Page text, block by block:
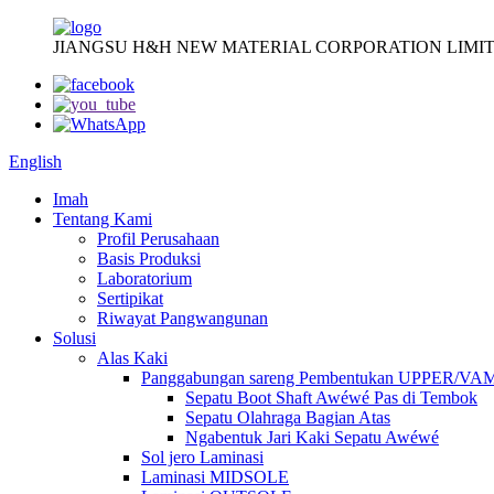
JIANGSU H&H NEW MATERIAL CORPORATION
English
Imah
Tentang Kami
Profil Perusahaan
Basis Produksi
Laboratorium
Sertipikat
Riwayat Pangwangunan
Solusi
Alas Kaki
Panggabungan sareng Pembentukan UPPER/
Sepatu Boot Shaft Awéwé Pas di Tembok
Sepatu Olahraga Bagian Atas
Ngabentuk Jari Kaki Sepatu Awéwé
Sol jero Laminasi
Laminasi MIDSOLE